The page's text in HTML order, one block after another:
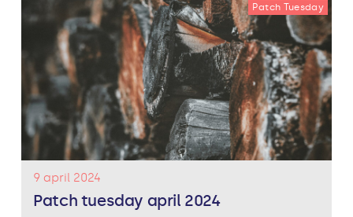
Patch Tuesday
9 april 2024
Patch tuesday april 2024